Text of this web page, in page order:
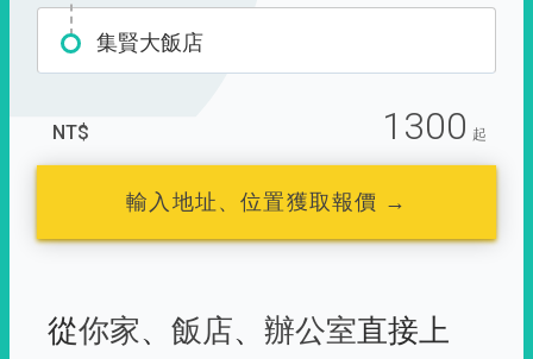
集賢大飯店
NT$ 1300 起
輸入地址、位置獲取報價 →
從你家、 飯店、 辦公室直接上